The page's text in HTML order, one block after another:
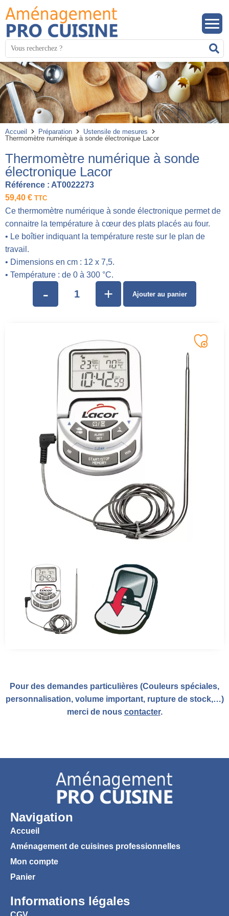
Mots
clés
:
Accueil Préparation
Ustensile de mesures
Thermomètre numérique à sonde électronique Lacor
Thermomètre numérique à sonde
électronique Lacor
Référence : AT0022273
59,40 € TTC
Ce thermomètre numérique à sonde électronique permet de
connaitre la température à cœur des plats placés au four.
• Le boîtier indiquant la température reste sur le plan de
travail.
• Dimensions en cm : 12 x 7,5.
• Température : de 0 à 300 °C.
- + Ajouter au panier
Pour des demandes particulières (Couleurs spéciales,
personnalisation, volume important, rupture de stock,…)
merci de nous contacter.
Navigation
Accueil
Aménagement de cuisines professionnelles
Mon compte
Panier
Informations légales
Panneau de gestion des cookies